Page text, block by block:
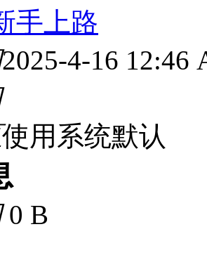
手上路
2025-4-16 12:46
使用系统默认
0 B